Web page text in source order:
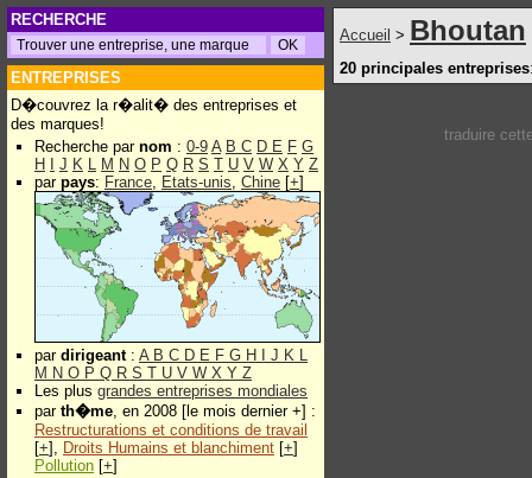
RECHERCHE
ENTREPRISES
D�couvrez la r�alit� des entreprises et
des marques!
Recherche par nom : 0-9 A B C D E F G
H
J K L M N O P Q R S T U V W X Y Z
par pays: France, Etats-unis, Chine [+]
par dirigeant: A B C D E F G H J K L
M N O P Q R S T U V W X Y Z
Les plus grandes entreprises mondiales
par th�me, en 2008 [le mois dernier +] :
Restructurations et conditions de travail
[+], Droits Humains et blanchiment [+]
Pollution [+]
Accueil > Bhoutan
20 principales entreprises
traduire